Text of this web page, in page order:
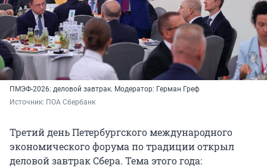
ПМЭФ-2026: деловой завтрак. Модератор: Герман Греф
Источник: ПОА Сбербанк
Третий день Петербургского международного
экономического форума по традиции открыл
деловой завтрак Сбера. Тема этого года: